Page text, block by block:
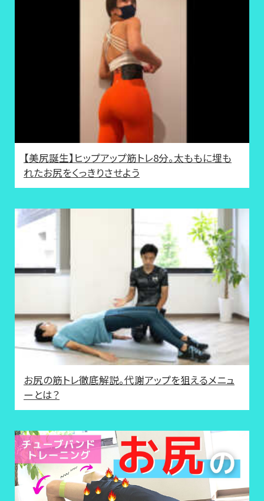
【美尻誕生】ヒップアップ筋トレ8分。太ももに埋も
れたお尻をくっきりさせよう
お尻の筋トレ徹底解説。代謝アップを狙えるメニュ
ーとは？